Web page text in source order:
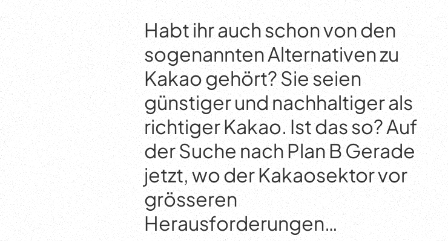
Habt ihr auch schon von den
sogenannten Alternativen zu
Kakao gehört? Sie seien
günstiger und nachhaltiger als
richtiger Kakao. Ist das so? Auf
der Suche nach Plan B Gerade
jetzt, wo der Kakaosektor vor
grösseren
Herausforderungen…